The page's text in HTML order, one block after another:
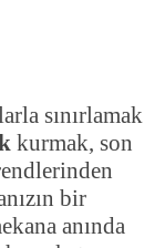
sınırlamak
kurmak, son
bir
anında